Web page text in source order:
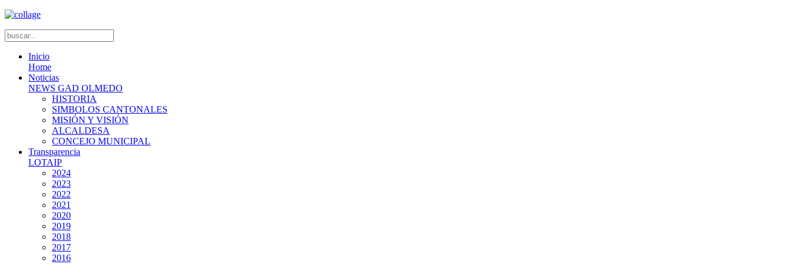
Inicio
Home
Noticias
NEWS GAD OLMEDO
HISTORIA
SIMBOLOS CANTONALES
MISIÓN Y VISIÓN
ALCALDESA
CONCEJO MUNICIPAL
Transparencia
LOTAIP
2024
2023
2022
2021
2020
2019
2018
2017
2016